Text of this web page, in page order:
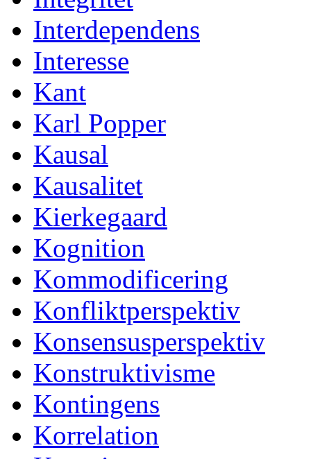
Interdependens
Interesse
Kant
Karl Popper
Kausal
Kausalitet
Kierkegaard
Kognition
Kommodificering
Konfliktperspektiv
Konsensusperspektiv
Konstruktivisme
Kontingens
Korrelation